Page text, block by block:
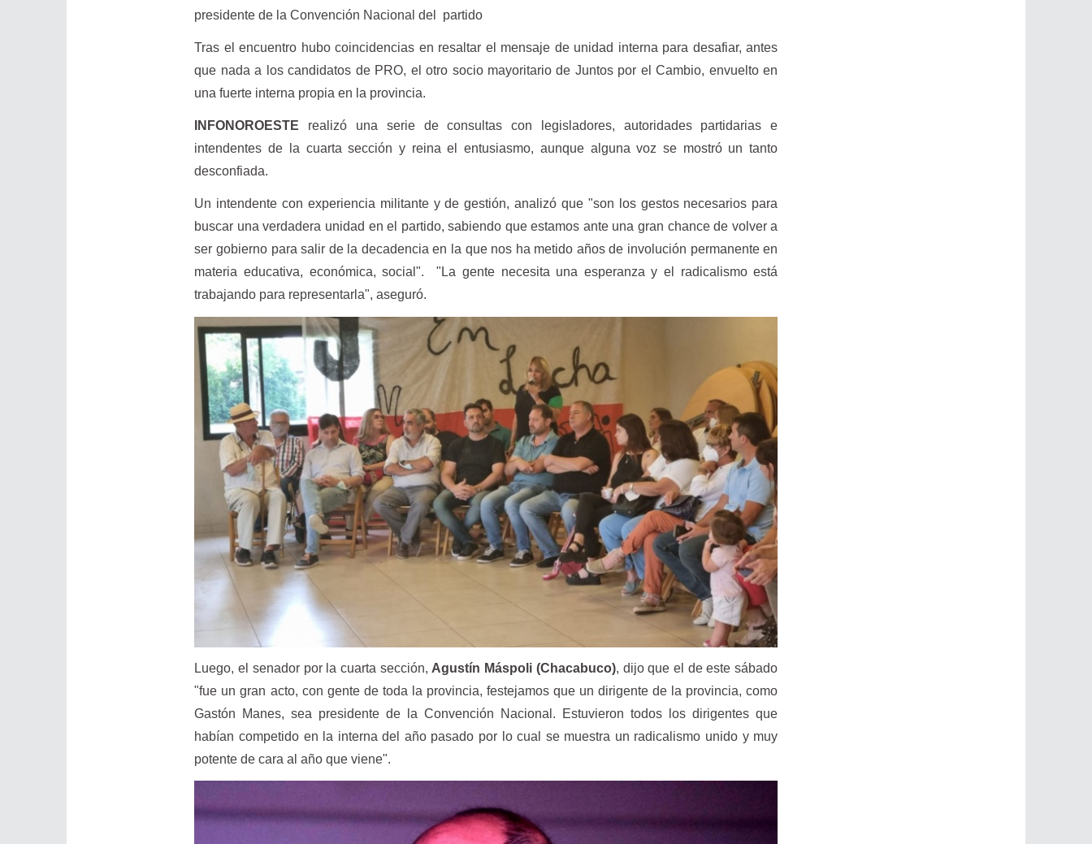
presidente de la Convención Nacional del partido
Tras el encuentro hubo coincidencias en resaltar el mensaje de unidad interna para desafiar, antes
que nada a los candidatos de PRO, el otro socio mayoritario de Juntos por el Cambio, envuelto en
una fuerte interna propia en la provincia.
INFONOROESTE realizó una serie de consultas con legisladores, autoridades partidarias e
intendentes de la cuarta sección y reina el entusiasmo, aunque alguna voz se mostró un tanto
desconfiada.
Un intendente con experiencia militante y de gestión, analizó que "son los gestos necesarios para
buscar una verdadera unidad en el partido, sabiendo que estamos ante una gran chance de volver a
ser gobierno para salir de la decadencia en la que nos ha metido años de involución permanente en
materia educativa, económica, social". "La gente necesita una esperanza y el radicalismo está
trabajando para representarla", aseguró.
Luego, el senador por la cuarta sección, Agustín Máspoli (Chacabuco), dijo que el de este sábado
"fue un gran acto, con gente de toda la provincia, festejamos que un dirigente de la provincia, como
Gastón Manes, sea presidente de la Convención Nacional. Estuvieron todos los dirigentes que
habían competido en la interna del año pasado por lo cual se muestra un radicalismo unido y muy
potente de cara al año que viene".